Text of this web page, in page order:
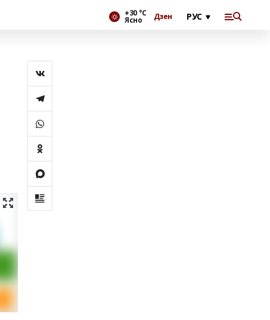
+30 °С
Ясно Дзен